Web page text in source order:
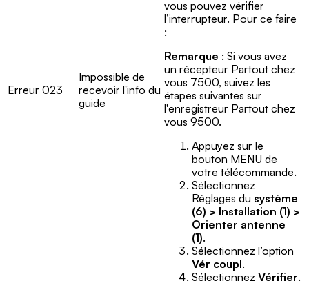
Erreur 023
Impossible de
recevoir l'info du
guide
vous pouvez vérifier
l’interrupteur. Pour ce faire
:
Remarque : Si vous avez
un récepteur Partout chez
vous 7500, suivez les
étapes suivantes sur
l'enregistreur Partout chez
vous 9500.
Appuyez sur le
bouton MENU de
votre télécommande.
Sélectionnez
Réglages du système
(6) > Installation (1) >
Orienter antenne
(1).
Sélectionnez l’option
Vér coupl.
Sélectionnez Vérifier.